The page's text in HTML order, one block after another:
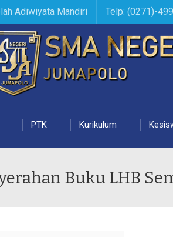
Adiwiyata Mandiri Telp: (0271)-
PTK Kurikulum
Buku LHB